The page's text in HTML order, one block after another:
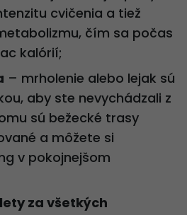
cvičenia a tiež
čím sa počas
kalórií;
– mrholenie alebo lejak sú
aby ste nevychádzali z
sú bežecké trasy
a môžete si
v pokojnejšom
za všetkých